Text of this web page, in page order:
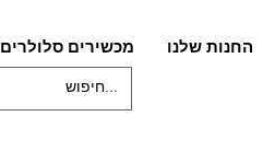
החנות שלנו מכשירים סלולרים